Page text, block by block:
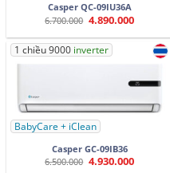
Casper QC-09IU36A
6.700.000 Giá
gốc
là:
6.700.000.
4.890.000Giá
tại
4.890.000.
1 chiều 9000 inverter
BabyCare + iClean
Casper GC-09IB36
6.500.000 Giá
4.930.000Giá